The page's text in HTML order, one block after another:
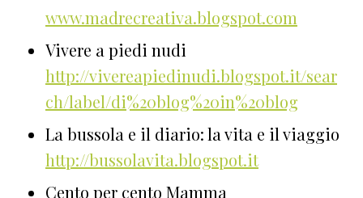
www.madrecreativa.blogspot.com
Vivere a piedi nudi
http://vivereapiedinudi.blogspot.it/sear
ch/label/di%20blog%20in%20blog
La bussola e il diario: la vita e il viaggio
http://bussolavita.blogspot.it
Cento per cento Mamma